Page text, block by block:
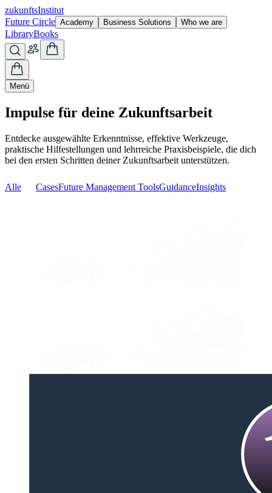
zukunftsInstitut
Future Circle Academy Business Solutions Who we are
LibraryBooks
Menü
Impulse für deine Zukunftsarbeit
Entdecke ausgewählte Erkenntnisse, effektive Werkzeuge,
praktische Hilfestellungen und lehrreiche Praxisbeispiele, die dich
bei den ersten Schritten deiner Zukunftsarbeit unterstützen.
Alle CasesFuture Management ToolsGuidanceInsights